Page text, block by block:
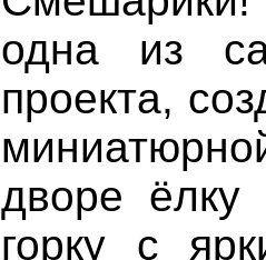
одна из
проекта,
дворе
горку с